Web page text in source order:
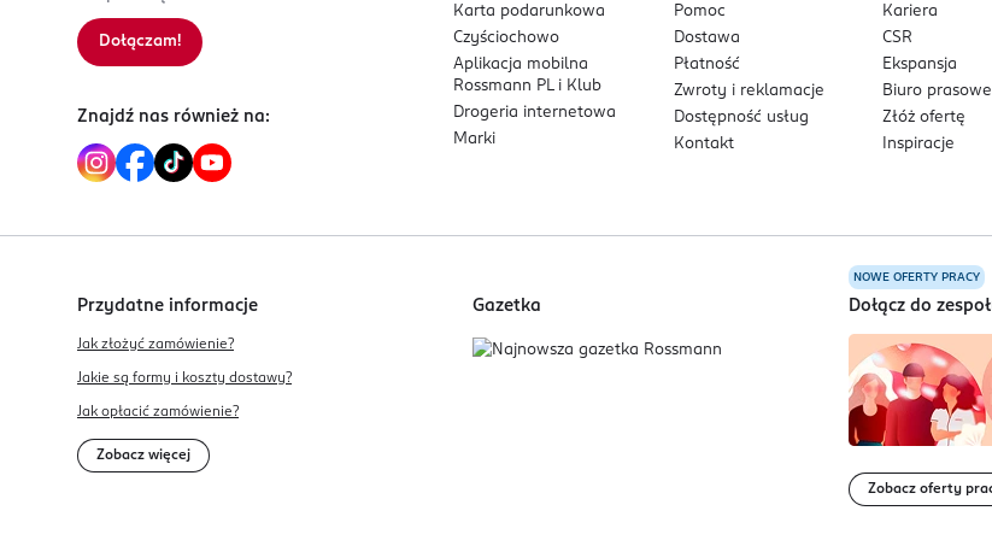
Dołączam!
Znajdź nas również na:
Karta podarunkowa
Czyściochowo
Aplikacja mobilna
Rossmann PL i Klub
Drogeria internetowa
Marki
Pomoc
Dostawa
Płatność
Zwroty i reklamacje
Dostępność usług
Kontakt
Kariera
CSR
Ekspansja
Biuro prasowe
Złóż ofertę
Inspiracje
Przydatne informacje
Jak złożyć zamówienie?
Jakie są formy i koszty dostawy?
Jak opłacić zamówienie?
Zobacz więcej
Gazetka
NOWE OFERTY PRACY
Dołącz do
Zobacz oferty